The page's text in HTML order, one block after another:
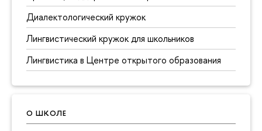
Диалектологический кружок
Лингвистический кружок для школьников
Лингвистика в Центре открытого образования
О ШКОЛЕ